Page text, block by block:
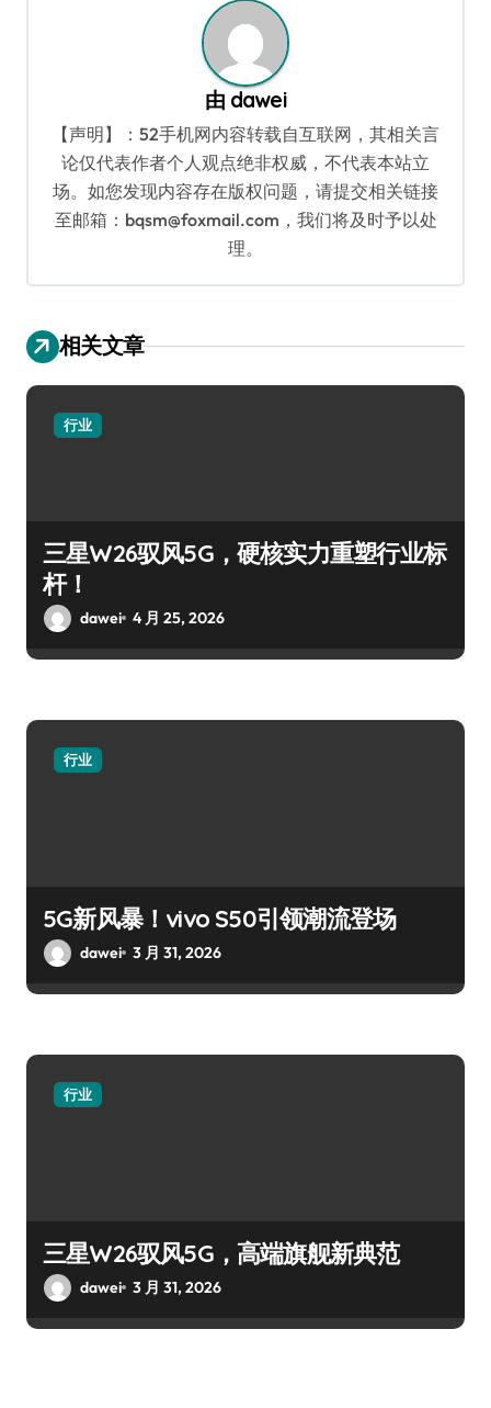
由 dawei
【声明】：52手机网内容转载自互联网，其相关言
论仅代表作者个人观点绝非权威，不代表本站立
场。如您发现内容存在版权问题，请提交相关链接
至邮箱：bqsm@foxmail.com，我们将及时予以处
理。
相关文章
行业
三星W26驭风5G，硬核实力重塑行业标
杆！
dawei 4 月 25, 2026
行业
5G新风暴！vivo S50引领潮流登场
dawei 3 月 31, 2026
行业
三星W26驭风5G，高端旗舰新典范
dawei 3 月 31, 2026